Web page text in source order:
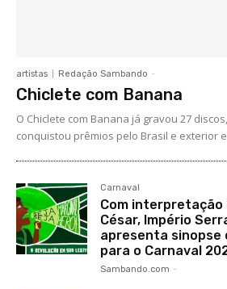
artistas Redação Sambando -
Chiclete com Banana
O Chiclete com Banana já gravou 27
conquistou prêmios pelo Brasil e exterior
Carnaval
Com interpretação
César, Império
apresenta sinopse
para o Carnaval
Sambando.com -